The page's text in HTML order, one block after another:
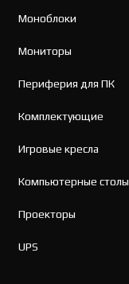
Моноблоки
Мониторы
Периферия для ПК
Комплектующие
Игровые кресла
Компьютерные столы
Проекторы
UPS